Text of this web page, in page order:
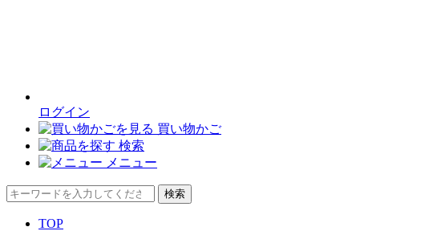
ログイン
買い物かご
検索
メニュー
検索
TOP